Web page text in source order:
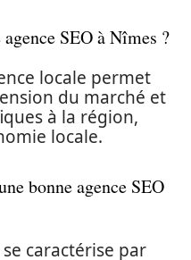
SEO à Nîmes ?
locale permet
du marché et
à la région,
locale.
bonne agence SEO
caractérise par